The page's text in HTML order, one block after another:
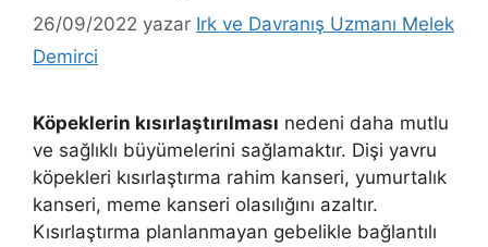
26/09/2022 yazar Irk ve Davranış Uzmanı Melek
Demirci
Köpeklerin kısırlaştırılması nedeni daha mutlu
ve sağlıklı büyümelerini sağlamaktır. Dişi yavru
köpekleri kısırlaştırma rahim kanseri, yumurtalık
kanseri, meme kanseri olasılığını azaltır.
Kısırlaştırma planlanmayan gebelikle bağlantılı